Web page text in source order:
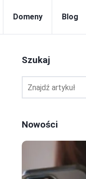
Domeny Blog
Szukaj
Nowości